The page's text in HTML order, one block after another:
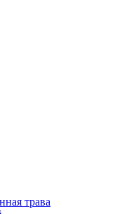
трава